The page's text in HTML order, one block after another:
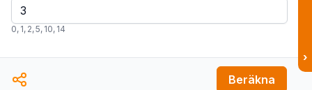
0, 1, 2,5, 10, 14
Beräkna
›